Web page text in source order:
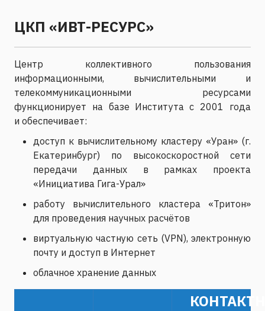
ЦКП «ИВТ-РЕСУРС»
Центр коллективного пользования
информационными, вычислительными и
телекоммуникационными ресурсами
функционирует на базе Института с 2001 года
и обеспечивает:
доступ к вычислительному кластеру «Уран» (г.
Екатеринбург) по высокоскоростной сети
передачи данных в рамках проекта
«Инициатива Гига-Урал»
работу вычислительного кластера «Тритон»
для проведения научных расчётов
виртуальную частную сеть (VPN), электронную
почту и доступ в Интернет
облачное хранение данных